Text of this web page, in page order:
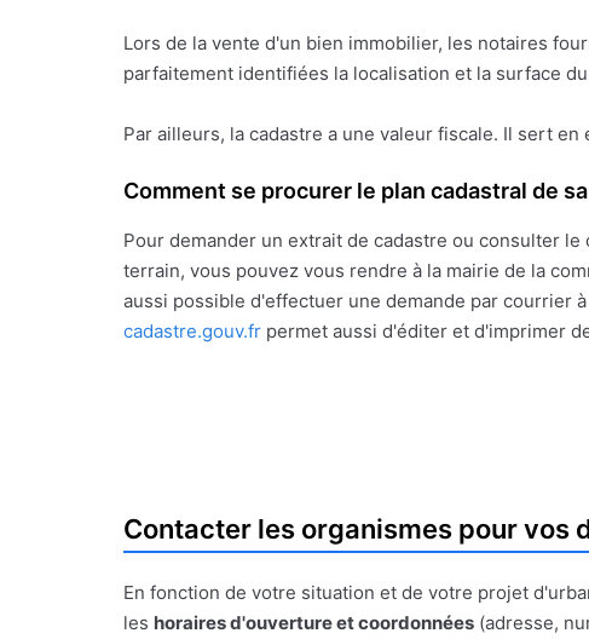
Lors de la vente d'un bien immobilier, les notaires
parfaitement identifiées la localisation et la surface
Par ailleurs, la cadastre a une valeur fiscale. Il sert
Comment se procurer le plan cadastral de
Pour demander un extrait de cadastre ou consulter le
terrain, vous pouvez vous rendre à la mairie de la
aussi possible d'effectuer une demande par courrier
cadastre.gouv.fr permet aussi d'éditer et d'imprimer
Contacter les organismes pour vos
En fonction de votre situation et de votre projet
les horaires d'ouverture et coordonnées (adresse,